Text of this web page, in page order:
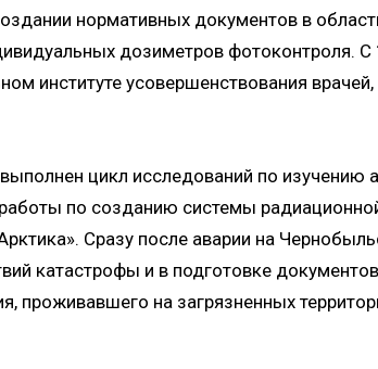
нормативных документов в
дозиметров фотоконтроля.
институте усовершенствования
цикл исследований по
по созданию системы
Сразу после аварии на
катастрофы и в подготовке
проживавшего на загрязненных